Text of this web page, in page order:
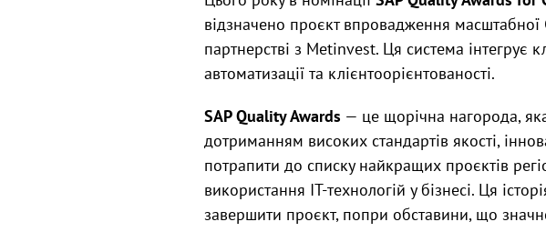
відзначено проєкт впровадження
партнерстві з Metinvest. Ця система інтегрує
автоматизації та клієнтоорієнтованості.
SAP Quality Awards — це щорічна нагорода,
дотриманням високих стандартів якості,
потрапити до списку найкращих проєктів
використання IT-технологій у бізнесі. Ця
завершити проєкт, попри обставини, що